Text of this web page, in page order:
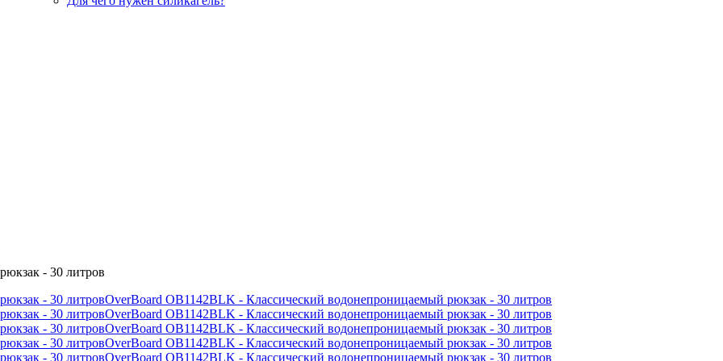
OverBoard OB1142BLK - Классический водонепроницаемый рюкзак - 30 литров
OverBoard OB1142BLK - Классический водонепроницаемый рюкзак - 30 литров
OverBoard OB1142BLK - Классический водонепроницаемый рюкзак - 30 литров
OverBoard OB1142BLK - Классический водонепроницаемый рюкзак - 30 литров
OverBoard OB1142BLK - Классический водонепроницаемый рюкзак - 30 литров